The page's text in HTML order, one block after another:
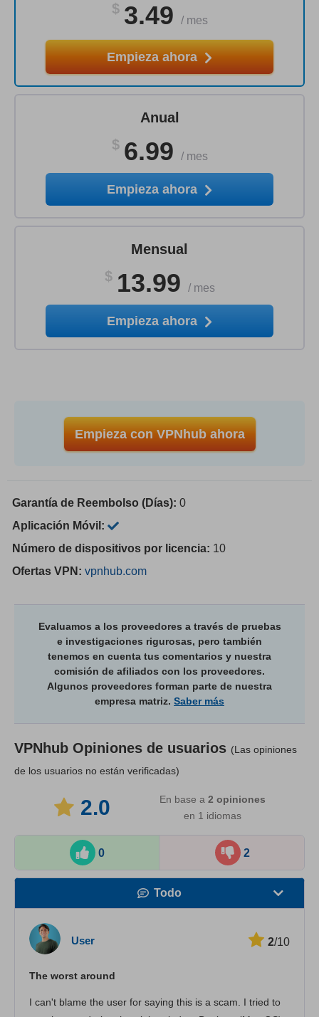
$ 3.49 / mes
Empieza ahora
Anual
$ 6.99 / mes
Empieza ahora
Mensual
$ 13.99 / mes
Empieza ahora
Empieza con VPNhub ahora
Garantía de Reembolso (Días): 0
Aplicación Móvil:
Número de dispositivos por licencia: 10
Ofertas VPN: vpnhub.com
Evaluamos a los proveedores a través de pruebas
e investigaciones rigurosas, pero también
tenemos en cuenta tus comentarios y nuestra
comisión de afiliados con los proveedores.
Algunos proveedores forman parte de nuestra
empresa matriz. Saber más
VPNhub Opiniones de usuarios (Las opiniones
de los usuarios no están verificadas)
2.0 En base a2 opiniones
en 1 idiomas
0 2
Todo
User 2/10
The worst around
I can't blame the user for saying this is a scam. I tried to